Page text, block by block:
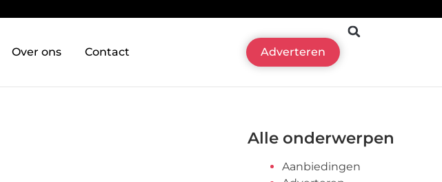
Over ons Contact Adverteren
Alle onderwerpen
Aanbiedingen